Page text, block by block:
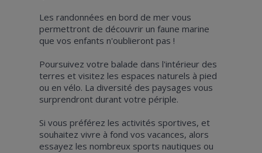
Les randonnées en bord de mer vous
permettront de découvrir un faune marine
que vos enfants n'oublieront pas !
Poursuivez votre balade dans l'intérieur des
terres et visitez les espaces naturels à pied
ou en vélo. La diversité des paysages vous
surprendront durant votre périple.
Si vous préférez les activités sportives, et
souhaitez vivre à fond vos vacances, alors
essayez les nombreux sports nautiques ou